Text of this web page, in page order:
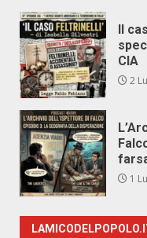
Il
CIA
2
1